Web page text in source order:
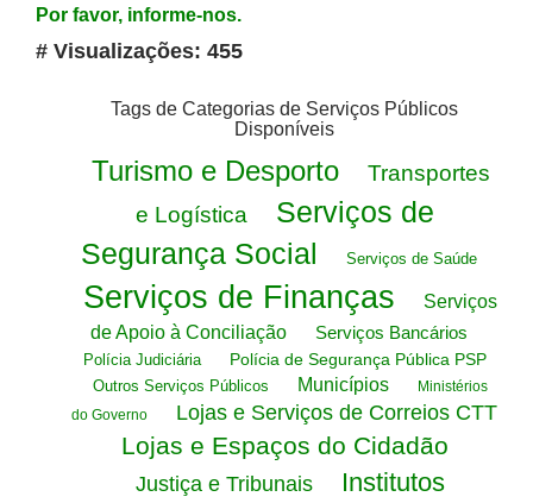
Por favor, informe-nos.
# Visualizações: 455
Tags de Categorias de Serviços Públicos
Disponíveis
Turismo e Desporto
Transportes
e Logística
Serviços de
Segurança Social
Serviços de Saúde
Serviços de Finanças
Serviços
de Apoio à Conciliação
Serviços Bancários
Polícia Judiciária Polícia de Segurança Pública PSP
Outros Serviços Públicos Municípios
Ministérios
do Governo
Lojas e Serviços de Correios CTT
Lojas e Espaços do Cidadão
Justiça e Tribunais
Institutos